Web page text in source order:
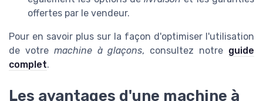
offertes par le vendeur.
Pour en savoir plus sur la façon d'optimiser l'utilisation
de votre machine à glaçons, consultez notre guide
complet.
Les avantages d'une machine à